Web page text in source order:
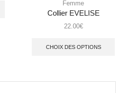
Femme
Collier EVELISE
22.00€
CHOIX DES OPTIONS